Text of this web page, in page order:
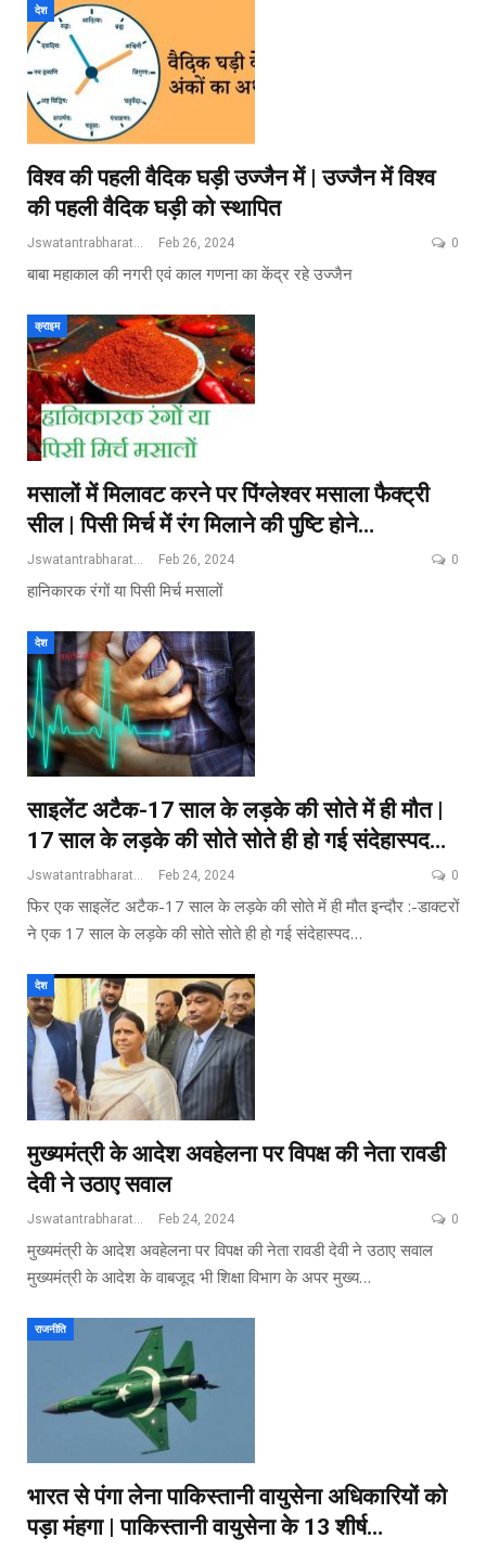
देश
विश्व की पहली वैदिक घड़ी उज्जैन में | उज्जैन में विश्व
की पहली वैदिक घड़ी को स्थापित
Jswatantrabharat@gmail.com Feb 26, 2024 0
बाबा महाकाल की नगरी एवं काल गणना का केंद्र रहे उज्‍जैन
क्राइम
मसालों में मिलावट करने पर पिंग्लेश्वर मसाला फैक्ट्री
सील | पिसी मिर्च में रंग मिलाने की पुष्टि होने…
Feb 26, 2024 0
हानिकारक रंगों या पिसी मिर्च मसालों
देश
साइलेंट अटैक-17 साल के लड़के की सोते में ही मौत |
17 साल के लड़के की सोते सोते ही हो गई संदेहास्पद…
Jswatantrabharat@gmail.com Feb 24, 2024 0
फिर एक साइलेंट अटैक-17 साल के लड़के की सोते में ही मौत इन्दौर :-डाक्टरों
ने एक 17 साल के लड़के की सोते सोते ही हो गई संदेहास्पद…
देश
मुख्यमंत्री के आदेश अवहेलना पर विपक्ष की नेता रावडी
देवी ने उठाए सवाल
Feb 24, 2024 0
मुख्यमंत्री के आदेश अवहेलना पर विपक्ष की नेता रावडी देवी ने उठाए सवाल
मुख्यमंत्री के आदेश के वाबजूद भी शिक्षा विभाग के अपर मुख्य…
राजनीति
भारत से पंगा लेना पाकिस्तानी वायुसेना अधिकारियों को
पड़ा मंहगा | पाकिस्तानी वायुसेना के 13 शीर्ष…